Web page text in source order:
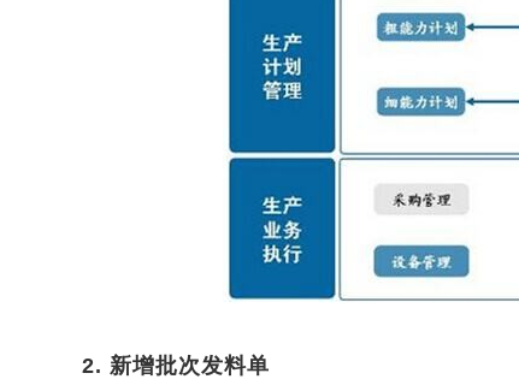
2. 新增批次发料单